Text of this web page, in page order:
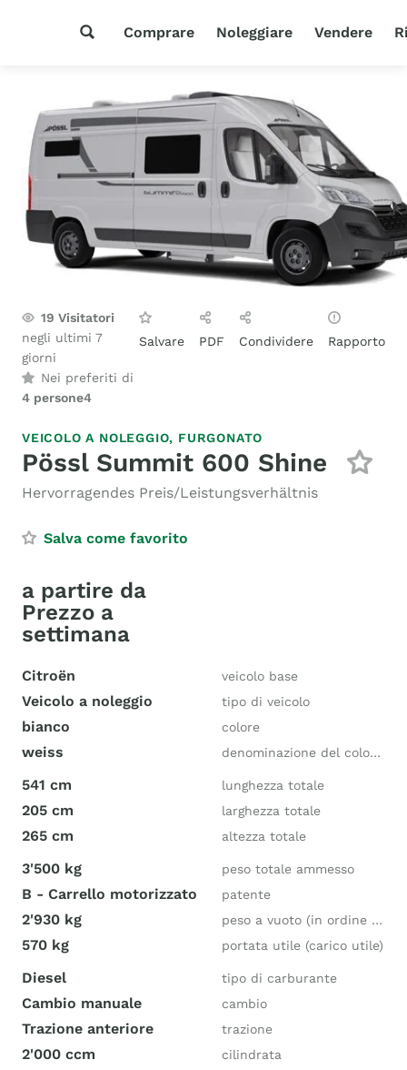
Comprare Noleggiare Vendere
19 Visitatori
negli ultimi 7
giorni
Nei preferiti di
4 persone4
Salvare PDF Condividere Rapporto
VEICOLO A NOLEGGIO, FURGONATO
Pössl Summit 600 Shine
Hervorragendes Preis/Leistungsverhältnis
Salva come favorito
a partire da
Prezzo a
settimana
Citroën veicolo base
Veicolo a noleggio tipo di veicolo
bianco colore
weiss denominazione del colore del costruttore
541 cm lunghezza totale
205 cm larghezza totale
265 cm altezza totale
3'500 kg peso totale ammesso
B - Carrello motorizzato patente
2'930 kg peso a vuoto (in ordine di marcia)
570 kg portata utile (carico utile)
Diesel tipo di carburante
Cambio manuale cambio
Trazione anteriore trazione
2'000 ccm cilindrata